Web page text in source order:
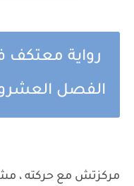
رواية معتكف
الفصل
مركزتش مع حركته ،